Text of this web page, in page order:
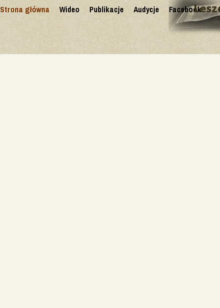
Strona główna Wideo Publikacje Audycje Facebook